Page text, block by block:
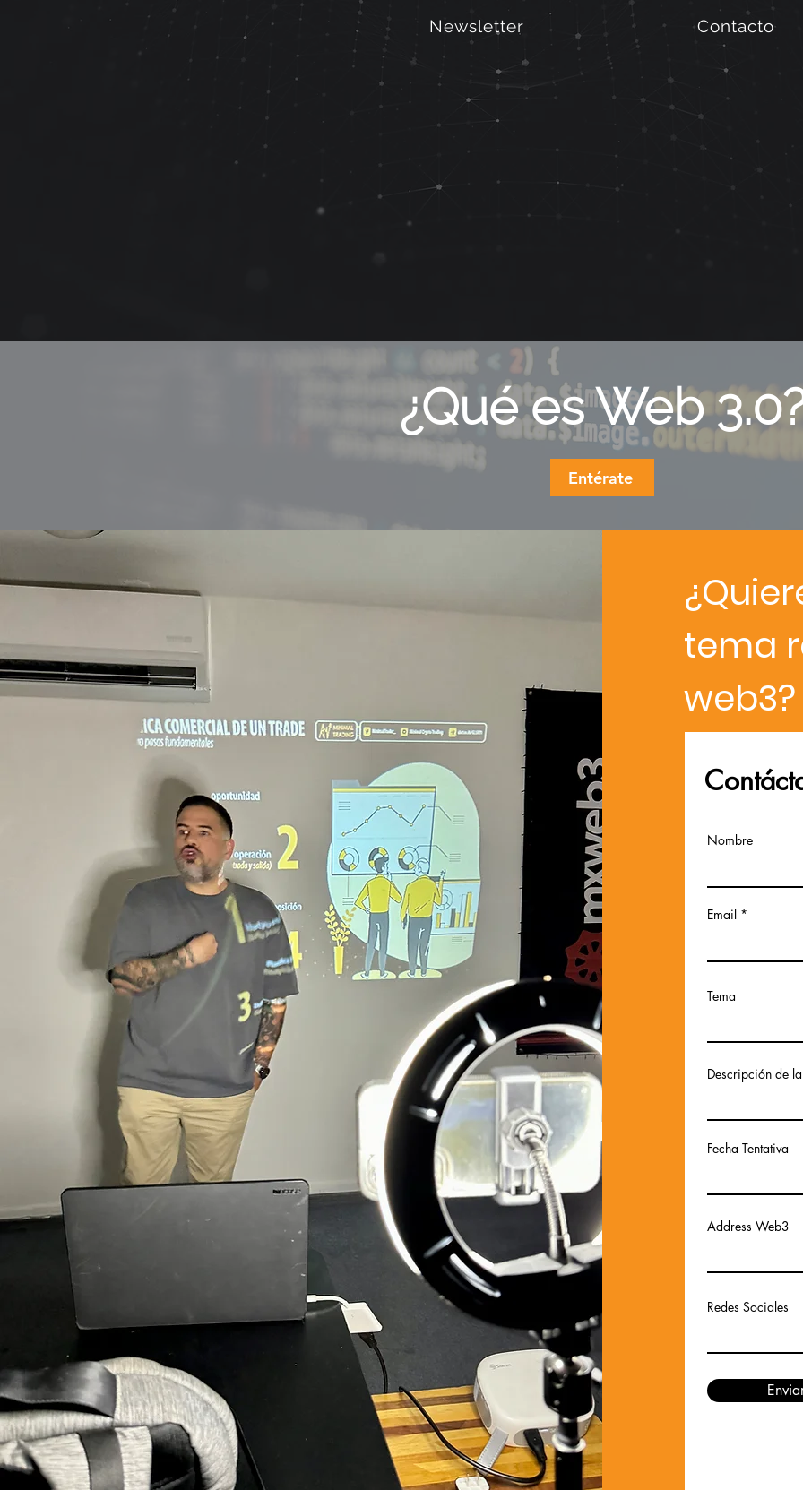
Newsletter Contacto
¿Qué es Web
Entérate
tema
web3?
Nombre
Email
Tema
Descripción de
Fecha Tentativa
Address Web3
Redes Sociales